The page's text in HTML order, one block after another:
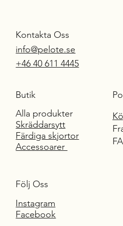
Kontakta Oss
info@pelote.se
+46 40 611 4445
Butik
Alla produkter
Skräddarsytt
Färdiga skjortor
Accessoarer
Följ Oss
Instagram
Facebook
SUR M E